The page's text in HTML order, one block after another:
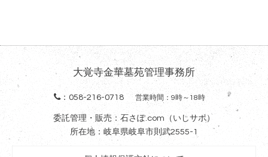
大覚寺金華墓苑管理事務所
： 058-216-0718 営業時間：9時～18時
委託管理・販売：石さぽ.com（いしサポ）
所在地：岐阜県岐阜市則武2555-1